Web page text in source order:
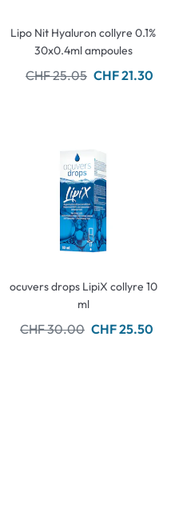
Lipo Nit Hyaluron collyre 0.1%
30x0.4ml ampoules
CHF 25.05 CHF 21.30
ocuvers drops LipiX collyre 10
ml
CHF 30.00 CHF 25.50